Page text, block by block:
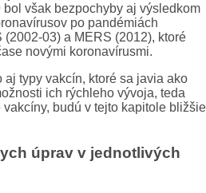
však bezpochyby aj výsledkom
po pandémiách
03) a MERS (2012), ktoré
novými koronavírusmi.
aj typy vakcín, ktoré sa javia ako
ich rýchleho vývoja, teda
budú v tejto kapitole bližšie
úprav v jednotlivých